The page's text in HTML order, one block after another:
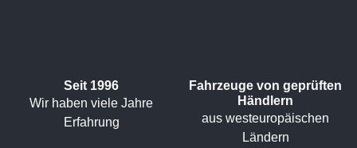
Seit 1996
Wir haben viele Jahre
Erfahrung
Fahrzeuge von geprüften
Händlern
aus westeuropäischen
Ländern